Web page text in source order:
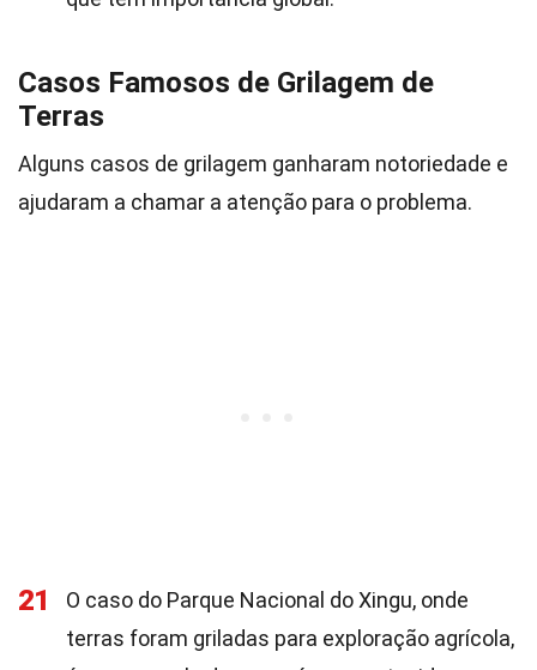
Casos Famosos de Grilagem de
Terras
Alguns casos de grilagem ganharam notoriedade e
ajudaram a chamar a atenção para o problema.
21
O caso do Parque Nacional do Xingu, onde
terras foram griladas para exploração agrícola,